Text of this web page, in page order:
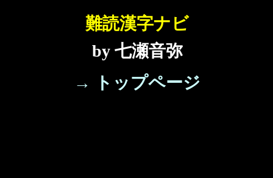
難読漢字ナビ
by 七瀬音弥
→ トップページ